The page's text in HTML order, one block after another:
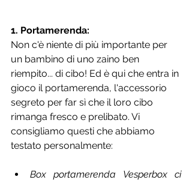
1. Portamerenda:
Non c'è niente di più importante per
un bambino di uno zaino ben
riempito... di cibo! Ed è qui che entra in
gioco il portamerenda, l'accessorio
segreto per far sì che il loro cibo
rimanga fresco e prelibato. Vi
consigliamo questi che abbiamo
testato personalmente:
Box portamerenda Vesperbox ci